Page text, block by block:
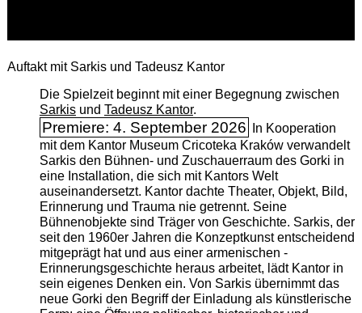
Auftakt mit Sarkis und Tadeusz Kantor
Die Spielzeit beginnt mit einer Begegnung zwischen
Sarkisund Tadeusz Kantor.
Premiere: 4. September 2026
In Kooperation
mit dem Kantor Museum Cricoteka Kraków verwandelt
Sarkis den Bühnen- und Zuschauerraum des Gorki in
eine Installation, die sich mit Kantors Welt
auseinandersetzt. Kantor dachte Theater, Objekt, Bild,
Erinnerung und Trauma nie getrennt. Seine
Bühnenobjekte sind Träger von Geschichte. Sarkis, der
seit den 1960er Jahren die Konzeptkunst entscheidend
mitgeprägt hat und aus einer armenischen ­
Erinnerungsgeschichte heraus arbeitet, lädt Kantor in
sein eigenes Denken ein. Von Sarkis übernimmt das
neue Gorki den Begriff der Einladung als künstlerische